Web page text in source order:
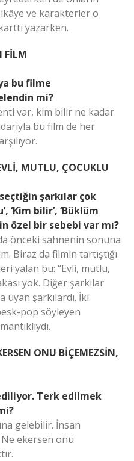
ve karakterler o
yazarken.
FİLM
bu filme
mi?
var, kim bilir ne kadar
bu film de her
MUTLU, ÇOCUKLU
şarkılar çok
‘Kim bilir’, ‘Büklüm
özel bir sebebi var mı?
önceki sahnenin sonuna
Biraz da filmin tartıştığı
yalan bu: “Evli, mutlu,
yok. Diğer şarkılar
şarkılardı. İki
pop söyleyen
ONU BİÇEMEZSİN,
Terk edilmek
gelebilir. İnsan
ekersen onu